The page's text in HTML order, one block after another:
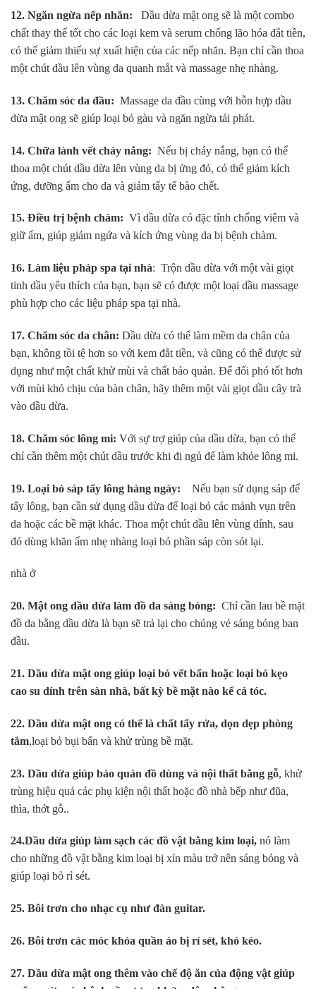
12. Ngăn ngừa nếp nhăn:
Dầu dừa mật ong sẽ là một combo
chất thay thế tốt cho các loại kem và serum chống lão hóa đắt tiền,
có thể giảm thiểu sự xuất hiện của các nếp nhăn. Bạn chỉ cần thoa
một chút dầu lên vùng da quanh mắt và massage nhẹ nhàng.
13. Chăm sóc da đầu: Massage da đầu cùng với hỗn hợp dầu
dừa mật ong sẽ giúp loại bỏ gàu và ngăn ngừa tái phát.
14. Chữa lành vết cháy nắng: Nếu bị cháy nắng, bạn có thể
thoa một chút dầu dừa lên vùng da bị ửng đỏ, có thể giảm kích
ứng, dưỡng ẩm cho da và giảm tẩy tế bào chết.
15. Điều trị bệnh chàm: Vì dầu dừa có đặc tính chống viêm và
giữ ẩm, giúp giảm ngứa và kích ứng vùng da bị bệnh chàm.
16. Làm liệu pháp spa tại nhà: Trộn dầu dừa với một vài giọt
tinh dầu yêu thích của bạn, bạn sẽ có được một loại dầu massage
phù hợp cho các liệu pháp spa tại nhà.
17. Chăm sóc da chân: Dầu dừa có thể làm mềm da chân của
bạn, không tồi tệ hơn so với kem đắt tiền, và cũng có thể được sử
dụng như một chất khử mùi và chất bảo quản. Để đối phó tốt hơn
với mùi khó chịu của bàn chân, hãy thêm một vài giọt dầu cây trà
vào dầu dừa.
18. Chăm sóc lông mi: Với sự trợ giúp của dầu dừa, bạn có thể
chỉ cần thêm một chút dầu trước khi đi ngủ để làm khỏe lông mi.
19. Loại bỏ sáp tẩy lông hàng ngày:
Nếu bạn sử dụng sáp để
tẩy lông, bạn cần sử dụng dầu dừa để loại bỏ các mảnh vụn trên
da hoặc các bề mặt khác. Thoa một chút dầu lên vùng dính, sau
đó dùng khăn ẩm nhẹ nhàng loại bỏ phần sáp còn sót lại.
nhà ở
20. Mật ong dầu dừa làm đồ da sáng bóng: Chỉ cần lau bề mặt
đồ da bằng dầu dừa là bạn sẽ trả lại cho chúng vẻ sáng bóng ban
đầu.
21. Dầu dừa mật ong giúp loại bỏ vết bẩn hoặc loại bỏ kẹo
cao su dính trên sàn nhà, bất kỳ bề mặt nào kể cả tóc.
22. Dầu dừa mật ong có thể là chất tẩy rửa, dọn dẹp phòng
tắm,loại bỏ bụi bẩn và khử trùng bề mặt.
23. Dầu dừa giúp bảo quản đồ dùng và nội thất bằng gỗ, khử
trùng hiệu quả các phụ kiện nội thất hoặc đồ nhà bếp như đũa,
thìa, thớt gỗ..
24.Dầu dừa giúp làm sạch các đồ vật bằng kim loại, nó làm
cho những đồ vật bằng kim loại bị xỉn màu trở nên sáng bóng và
giúp loại bỏ rỉ sét.
25. Bôi trơn cho nhạc cụ như đàn guitar.
26. Bôi trơn các móc khóa quần áo bị rỉ sét, khó kéo.
27. Dầu dừa mật ong thêm vào chế độ ăn của động vật giúp